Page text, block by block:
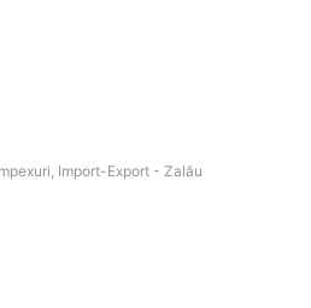
Import-Export - Zalău